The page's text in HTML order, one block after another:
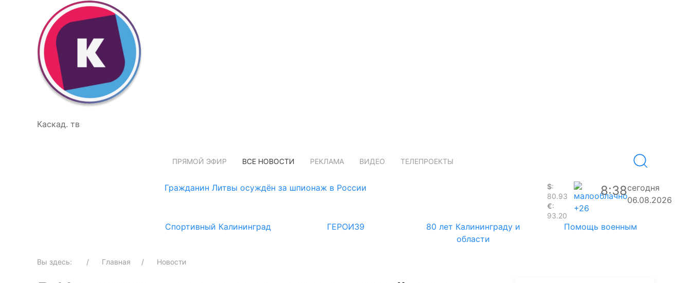
Каскад. тв
ПРЯМОЙ ЭФИР ВСЕ НОВОСТИ РЕКЛАМА ВИДЕО ТЕЛЕПРОЕКТЫ
Гражданин Литвы осуждён за шпионаж в России $:
80.93
€:
93.20
+26
8:38сегодня
06.08.2026
Спортивный Калининград ГЕРОИ39
80 лет Калининграду и
области
Помощь военным
Вы здесь: Главная Новости